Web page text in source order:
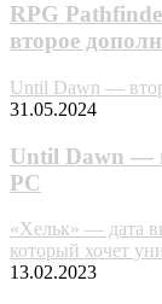
RPG
второе
Until Dawn —
31.05.2024
Until Dawn —
PC
«Хельк» — дата
который хочет
13.02.2023